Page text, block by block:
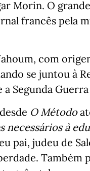
Morin. O
francês pela
com
se juntou à
Segunda
O Método
necessários à
pai, judeu de
Também